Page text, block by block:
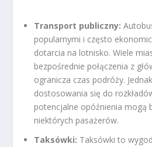
Transport publiczny:
popularnymi i często
dotarcia na lotnisko. Wiele
bezpośrednie połączenia z
ogranicza czas podróży.
dostosowania się do
potencjalne opóźnienia mogą
niektórych pasażerów.
Taksówki: Taksówki to